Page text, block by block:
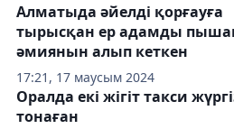
17:21, 17 маусым 2024
Алматыда әйелді қорғауға
тырысқан ер адамды
әмиянын алып кеткен
Оралда екі жігіт такси
тонаған